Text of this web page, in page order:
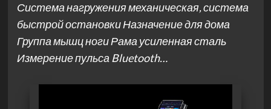
Система нагружения механическая, система
быстрой остановки Назначение для дома
Группа мышц ноги Рама усиленная сталь
Измерение пульса Bluetooth…